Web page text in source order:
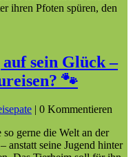
ihren Pfoten spüren, den
sein Glück –
🐾
| 0 Kommentieren
gerne die Welt an der
anstatt seine Jugend hinter